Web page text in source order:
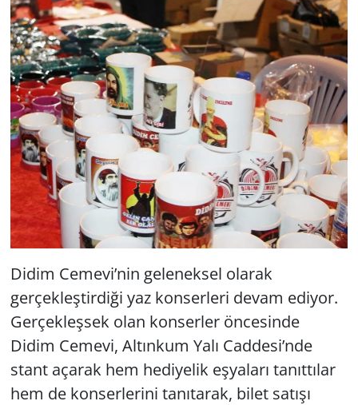
Didim Cemevi’nin geleneksel olarak
gerçekleştirdiği yaz konserleri devam ediyor.
Gerçekleşsek olan konserler öncesinde
Didim Cemevi, Altınkum Yalı Caddesi’nde
stant açarak hem hediyelik eşyaları tanıttılar
hem de konserlerini tanıtarak, bilet satışı